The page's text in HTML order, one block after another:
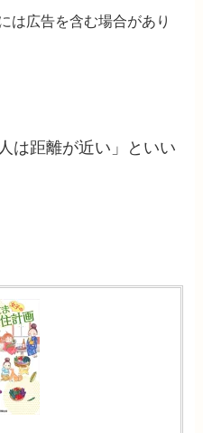
は広告を含む場合があり
は距離が近い」といい